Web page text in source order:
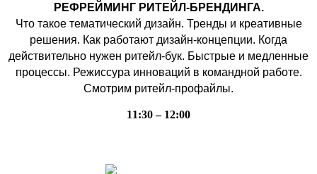
РЕФРЕЙМИНГ РИТЕЙЛ-БРЕНДИНГА.
Что такое тематический дизайн. Тренды и креативные
решения. Как работают дизайн-концепции. Когда
действительно нужен ритейл-бук. Быстрые и медленные
процессы. Режиссура инноваций в командной работе.
Смотрим ритейл-профайлы.
11:30 – 12:00